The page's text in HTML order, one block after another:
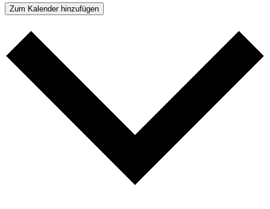
Zum Kalender hinzufügen